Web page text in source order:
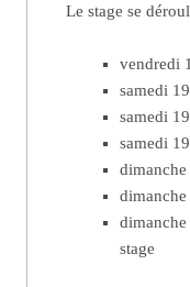
Le stage se
vendredi
samedi
samedi
samedi
stage